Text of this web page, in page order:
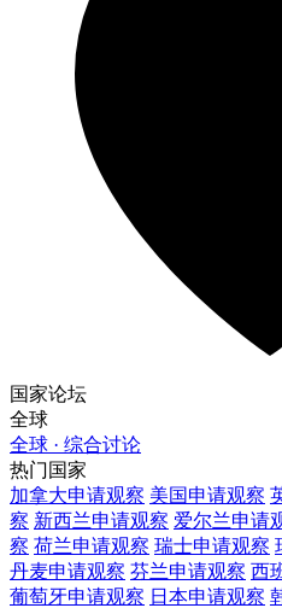
国家论坛
全球
全球 · 综合讨论
热门国家
加拿大申请观察 美国申请观察
察 新西兰申请观察 爱尔兰申请
察 荷兰申请观察 瑞士申请观察
丹麦申请观察 芬兰申请观察 西
葡萄牙申请观察 日本申请观察